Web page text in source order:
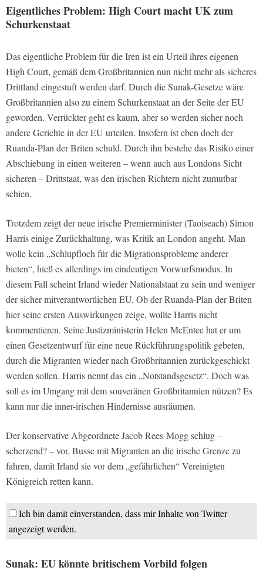
Eigentliches Problem: High Court macht UK zum
Schurkenstaat
Das eigentliche Problem für die Iren ist ein Urteil ihres eigenen
High Court, gemäß dem Großbritannien nun nicht mehr als sicheres
Drittland eingestuft werden darf. Durch die Sunak-Gesetze wäre
Großbritannien also zu einem Schurkenstaat an der Seite der EU
geworden. Verrückter geht es kaum, aber so werden sicher noch
andere Gerichte in der EU urteilen. Insofern ist eben doch der
Ruanda-Plan der Briten schuld. Durch ihn bestehe das Risiko einer
Abschiebung in einen weiteren – wenn auch aus Londons Sicht
sicheren – Drittstaat, was den irischen Richtern nicht zumutbar
schien.
Trotzdem zeigt der neue irische Premierminister (Taoiseach) Simon
Harris einige Zurückhaltung, was Kritik an London angeht. Man
wolle kein „Schlupfloch für die Migrationsprobleme anderer
bieten“, hieß es allerdings im eindeutigen Vorwurfsmodus. In
diesem Fall scheint Irland wieder Nationalstaat zu sein und weniger
der sicher mitverantwortlichen EU. Ob der Ruanda-Plan der Briten
hier seine ersten Auswirkungen zeige, wollte Harris nicht
kommentieren. Seine Justizministerin Helen McEntee hat er um
einen Gesetzentwurf für eine neue Rückführungspolitik gebeten,
durch die Migranten wieder nach Großbritannien zurückgeschickt
werden sollen. Harris nennt das ein „Notstandsgesetz“. Doch was
soll es im Umgang mit dem souveränen Großbritannien nützen? Es
kann nur die inner-irischen Hindernisse ausräumen.
Der konservative Abgeordnete Jacob Rees-Mogg schlug –
scherzend? – vor, Busse mit Migranten an die irische Grenze zu
fahren, damit Irland sie vor dem „gefährlichen“ Vereinigten
Königreich retten kann.
Ich bin damit einverstanden, dass mir Inhalte von Twitter
angezeigt werden.
Sunak: EU könnte britischem Vorbild folgen